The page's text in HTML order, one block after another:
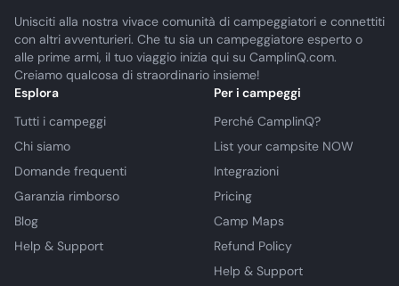
Unisciti alla nostra vivace comunità di campeggiatori e connettiti
con altri avventurieri. Che tu sia un campeggiatore esperto o
alle prime armi, il tuo viaggio inizia qui su CamplinQ.com.
Creiamo qualcosa di straordinario insieme!
Esplora
Tutti i campeggi
Chi siamo
Domande frequenti
Garanzia rimborso
Blog
Help & Support
Per i campeggi
Perché CamplinQ?
List your campsite NOW
Integrazioni
Pricing
Camp Maps
Refund Policy
Help & Support